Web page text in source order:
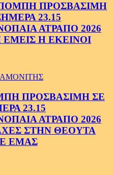
ΠΡΟΣΒΑΣΙΜΗ
23.15
ΑΤΡΑΠΟ 2026
ΕΜΕΙΣ Η ΕΚΕΙΝΟΙ
ΠΡΟΣΒΑΣΙΜΗ ΣΕ
23.15
ΑΤΡΑΠΟ 2026
ΣΤΗΝ ΘΕΟΥΤΑ
ΕΜΑΣ